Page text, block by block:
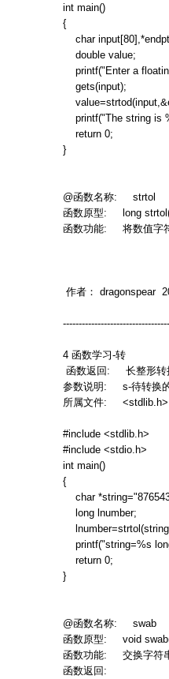
int main()
{
char
double value;
printf("Enter a
gets(input);
printf("The string is
return 0;
}
@函数名称: strtol
函数原型: long
函数功能: 将数值字
作者： dragonspear
4 函数学习-转
函数返回: 长整形转
参数说明: s-待转换
所属文件: <stdlib.h>
#include <stdlib.h>
#include <stdio.h>
int main()
{
char
long lnumber;
printf("string=%s
return 0;
}
@函数名称: swab
函数原型: void
函数功能: 交换字符
函数返回: